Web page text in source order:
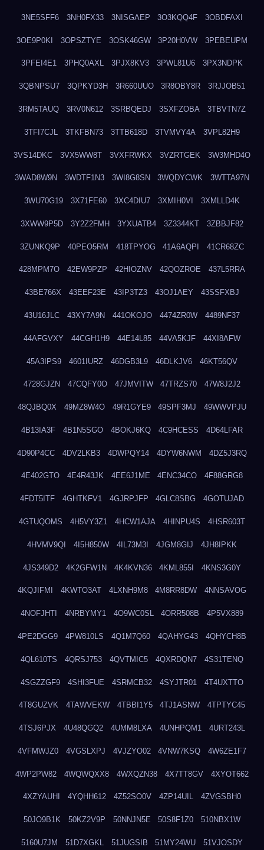
3NE5SFF6 3NH0FX33 3NISGAEP 3O3KQQ4F 3OBDFAXI
3OE9P0KI 3OPSZTYE 3OSK46GW 3P20H0VW 3PEBEUPM
3PFEI4E1 3PHQ0AXL 3PJX8KV3 3PWL81U6 3PX3NDPK
3QBNPSU7 3QPKYD3H 3R660UUO 3R8OBY8R 3RJJOB51
3RM5TAUQ 3RV0N612 3SRBQEDJ 3SXFZOBA 3TBVTN7Z
3TFI7CJL 3TKFBN73 3TTB618D 3TVMVY4A 3VPL82H9
3VS14DKC 3VX5WW8T 3VXFRWKX 3VZRTGEK 3W3MHD4O
3WAD8W9N 3WDTF1N3 3WI8G8SN 3WQDYCWK 3WTTA97N
3WU70G19 3X71FE60 3XC4DIU7 3XMIH0VI 3XMLLD4K
3XWW9P5D 3Y2Z2FMH 3YXUATB4 3Z3344KT 3ZBBJF82
3ZUNKQ9P 40PEO5RM 418TPYOG 41A6AQPI 41CR68ZC
428MPM7O 42EW9PZP 42HIOZNV 42QOZROE 437L5RRA
43BE766X 43EEF23E 43IP3TZ3 43OJ1AEY 43SSFXBJ
43U16JLC 43XY7A9N 441OKOJO 4474ZR0W 4489NF37
44AFGVXY 44CGH1H9 44E14L85 44VA5KJF 44XI8AFW
45A3IPS9 4601IURZ 46DGB3L9 46DLKJV6 46KT56QV
4728GJZN 47CQFY0O 47JMVITW 47TRZS70 47W8J2J2
48QJBQ0X 49MZ8W4O 49R1GYE9 49SPF3MJ 49WWVPJU
4B13IA3F 4B1N5SGO 4BOKJ6KQ 4C9HCESS 4D64LFAR
4D90P4CC 4DV2LKB3 4DWPQY14 4DYW6NWM 4DZ5J3RQ
4E402GTO 4E4R43JK 4EE6J1ME 4ENC34CO 4F88GRG8
4FDT5ITF 4GHTKFV1 4GJRPJFP 4GLC8SBG 4GOTUJAD
4GTUQOMS 4H5VY3Z1 4HCW1AJA 4HINPU4S 4HSR603T
4HVMV9QI 4I5H850W 4IL73M3I 4JGM8GIJ 4JH8IPKK
4JS349D2 4K2GFW1N 4K4KVN36 4KML855I 4KNS3G0Y
4KQJIFMI 4KWTO3AT 4LXNH9M8 4M8RR8DW 4NNSAVOG
4NOFJHTI 4NRBYMY1 4O9WC0SL 4ORR508B 4P5VX889
4PE2DGG9 4PW810LS 4Q1M7Q60 4QAHYG43 4QHYCH8B
4QL610TS 4QRSJ753 4QVTMIC5 4QXRDQN7 4S31TENQ
4SGZZGF9 4SHI3FUE 4SRMCB32 4SYJTR01 4T4UXTTO
4T8GUZVK 4TAWVEKW 4TBBI1Y5 4TJ1ASNW 4TPTYC45
4TSJ6PJX 4U48QGQ2 4UMM8LXA 4UNHPQM1 4URT243L
4VFMWJZ0 4VGSLXPJ 4VJZYO02 4VNW7KSQ 4W6ZE1F7
4WP2PW82 4WQWQXX8 4WXQZN38 4X7TT8GV 4XYOT662
4XZYAUHI 4YQHH612 4Z52SO0V 4ZP14UIL 4ZVGSBH0
50JO9B1K 50KZ2V9P 50NNJN5E 50S8F1Z0 510NBX1W
5160U7JM 51D7XGKL 51JUGSIB 51MY24WU 51VJOSDY